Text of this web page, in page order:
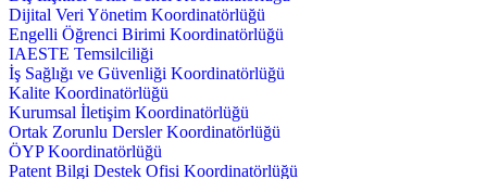
Dijital Veri Yönetim Koordinatörlüğü
Engelli Öğrenci Birimi Koordinatörlüğü
IAESTE Temsilciliği
İş Sağlığı ve Güvenliği Koordinatörlüğü
Kalite Koordinatörlüğü
Kurumsal İletişim Koordinatörlüğü
Ortak Zorunlu Dersler Koordinatörlüğü
ÖYP Koordinatörlüğü
Patent Bilgi Destek Ofisi Koordinatörlüğü